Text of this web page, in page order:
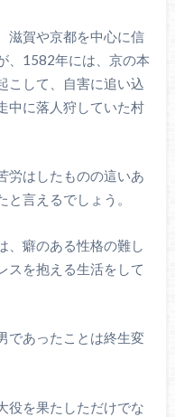
滋賀や京都を中心に信
、1582年には、京の本
こして、自害に追い込
中に落人狩していた村
労はしたものの這いあ
言えるでしょう。
、癖のある性格の難し
スを抱える生活をして
であったことは終生変
役を果たしただけでな